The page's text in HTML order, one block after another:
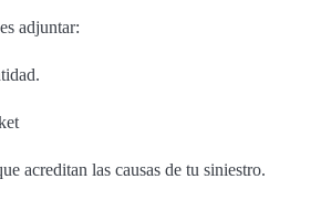
adjuntar:
acreditan las causas de tu siniestro.